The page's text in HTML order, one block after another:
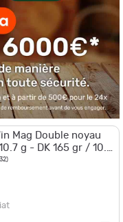
Mag Double noyau
g - DK 165 gr / 10.7